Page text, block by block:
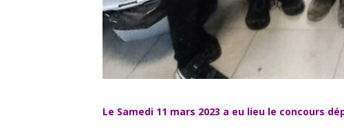
Le Samedi 11 mars 2023 a eu lieu le concours